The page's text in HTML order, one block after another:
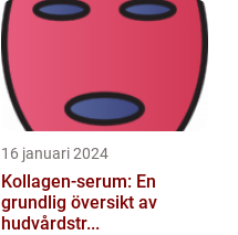
16 januari 2024
Kollagen-serum: En
grundlig översikt av
hudvårdstr...